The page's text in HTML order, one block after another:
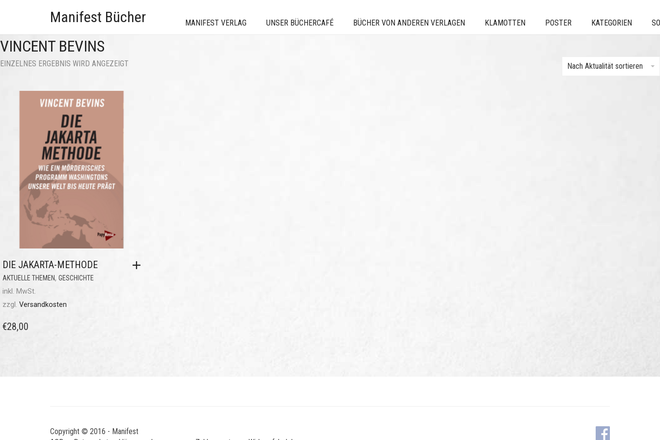
Manifest Bücher MANIFEST VERLAG UNSER BÜCHERCAFÉ BÜCHER VON ANDEREN VERLAGEN KLAMOTTEN POSTER KATEGORIEN
VINCENT BEVINS
EINZELNES ERGEBNIS WIRD ANGEZEIGT Nach Aktualität sortieren
DIE JAKARTA-METHODE
AKTUELLE THEMEN, GESCHICHTE
inkl. MwSt.
zzgl. Versandkosten
€28,00
Copyright © 2016 - Manifest